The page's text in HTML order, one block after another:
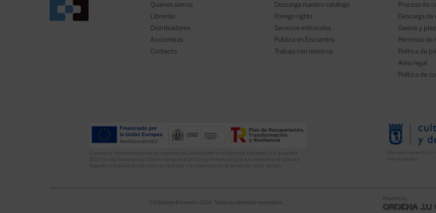
Quiénes somos
Librerías
Distribuidores
Accionistas
Contacto
Descarga nuestro catálogo
Foreign rights
Servicios editoriales
Publica en Encuentro
Trabaja con nosotros
Proceso de
Descarga de
Gastos y
Permisos de
Política de
Aviso legal
Política de
El proyecto “Implementación de herramientas de Gestión Editorial en Ediciones Encuentro, S.A. anualidad
2022” ha sido financiado por la Dirección General del Libro y Fomento de la Lectura, Ministerio de Cultura y
Deporte. La finalidad de este apoyo es contribuir a la modernización de pymes del sector del libro.
Ediciones Encuentro
© Ediciones Encuentro 2026. Todos los derechos reservados.
Powered by